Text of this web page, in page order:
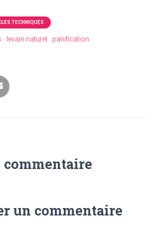
TECHNIQUES
levain naturel
panification
commentaire
un commentaire